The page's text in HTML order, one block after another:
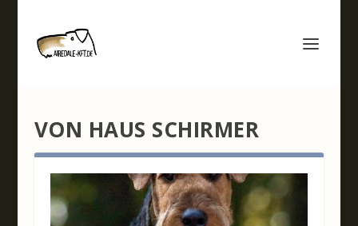
VON HAUS SCHIRMER